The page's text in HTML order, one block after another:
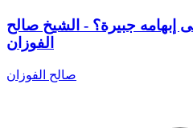
جبيرة؟ - الشيخ صالح
الفوزان
صالح الفوزان